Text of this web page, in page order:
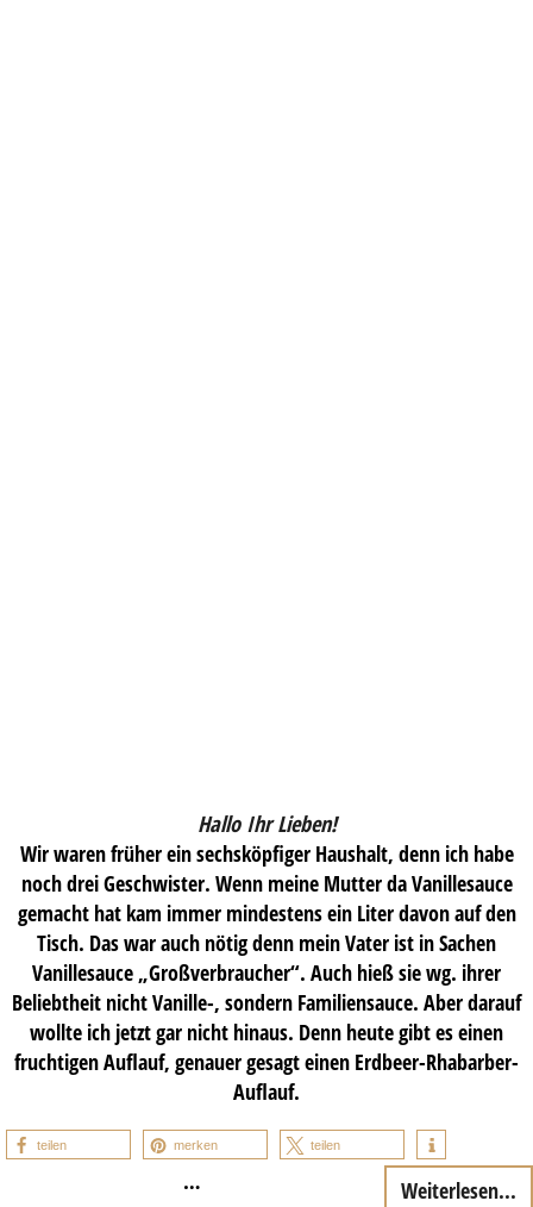
Hallo Ihr Lieben!
Wir waren früher ein sechsköpfiger Haushalt, denn ich habe
noch drei Geschwister. Wenn meine Mutter da Vanillesauce
gemacht hat kam immer mindestens ein Liter davon auf den
Tisch. Das war auch nötig denn mein Vater ist in Sachen
Vanillesauce „Großverbraucher“. Auch hieß sie wg. ihrer
Beliebtheit nicht Vanille-, sondern Familiensauce. Aber darauf
wollte ich jetzt gar nicht hinaus. Denn heute gibt es einen
fruchtigen Auflauf, genauer gesagt einen Erdbeer-Rhabarber-
Auflauf.
teilen merken teilen
… Weiterlesen...